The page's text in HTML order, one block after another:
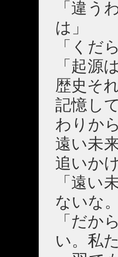
「違う
は」
「くだ
「起源
歴史そ
記憶し
わりか
遠い未
追いか
「遠い
ないな。
「だか
い。私